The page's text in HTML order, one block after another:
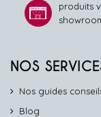
produits
NOS
Nos guides
Blog